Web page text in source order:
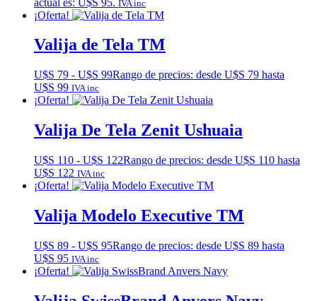
IVA inc
¡Oferta!
Valija de Tela TM
U$S 79 - U$S 99Rango de precios: desde U$S 79 hasta
U$S 99 IVA inc
¡Oferta!
Valija De Tela Zenit Ushuaia
U$S 110 - U$S 122Rango de precios: desde U$S 110 hasta
U$S 122 IVA inc
¡Oferta!
Valija Modelo Executive TM
U$S 89 - U$S 95Rango de precios: desde U$S 89 hasta
U$S 95 IVA inc
¡Oferta!